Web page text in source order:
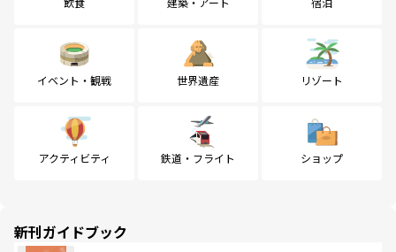
イベント・観戦 世界遺産 リゾート
アクティビティ 鉄道・フライト ショップ
新刊ガイドブック